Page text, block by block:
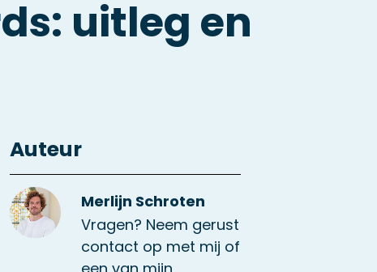
uitleg en
Auteur
Merlijn Schroten
Vragen? Neem gerust
contact op met mij of